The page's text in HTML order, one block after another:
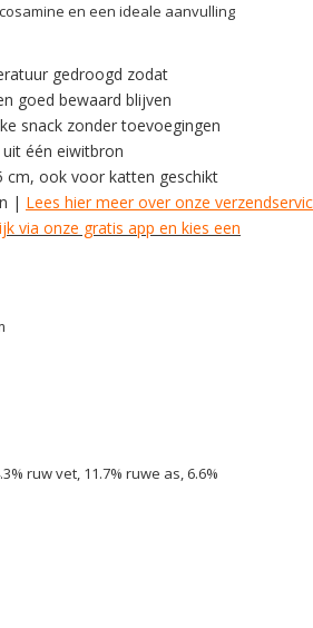
en een ideale aanvulling
gedroogd zodat
goed bewaard blijven
snack zonder toevoegingen
één eiwitbron
cm, ook voor katten geschikt
| Lees hier meer over onze
via onze gratis app en kies een
ruw vet, 11.7% ruwe as, 6.6%